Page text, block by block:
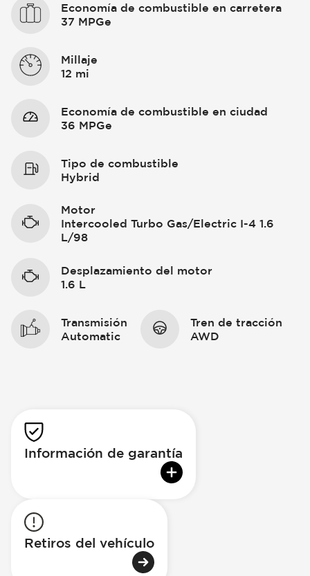
Economía de combustible en carretera
37 MPGe
Millaje
12 mi
Economía de combustible en ciudad
36 MPGe
Tipo de combustible
Hybrid
Motor
Intercooled Turbo Gas/Electric I-4 1.6
L/98
Desplazamiento del motor
1.6 L
Transmisión
Automatic
Tren de tracción
AWD
Información de garantía
Retiros del vehículo